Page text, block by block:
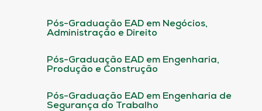
Pós-Graduação EAD em Negócios,
Administração e Direito
Pós-Graduação EAD em Engenharia,
Produção e Construção
Pós-Graduação EAD em Engenharia de
Segurança do Trabalho